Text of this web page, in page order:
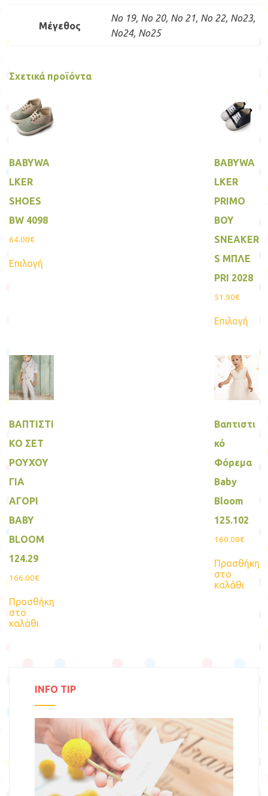
Μέγεθος
No 19, No 20, No 21, No 22, No23,
No24, No25
Σχετικά προϊόντα
BABYWA
LKER
SHOES
BW 4098
64.00€
Επιλογή
επιλεγούν
στη
του
BABYWA
LKER
PRIMO
BOY
SNEAKER
S MΠΛΕ
PRI 2028
51.90€
Επιλογήτο
Οι
στη
ΒΑΠΤΙΣΤΙ
ΚΟ ΣΕΤ
ΡΟΥΧΟΥ
ΓΙΑ
ΑΓΟΡΙ
BABY
BLOOM
124.29
166.00€
Προσθήκη
στο
καλάθι
Βαπτιστι
κό
Φόρεμα
Baby
Bloom
125.102
160.00€
Προσθήκη
στο
καλάθι
INFO TIP